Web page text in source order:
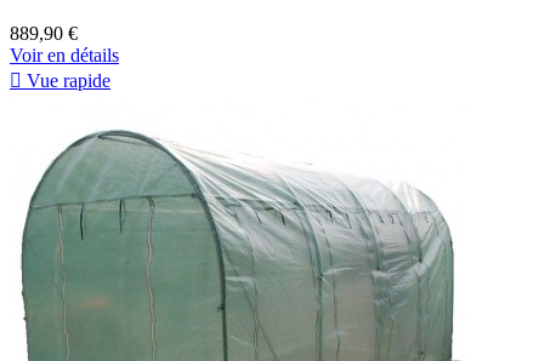
889,90 €
Voir en détails
 Vue rapide